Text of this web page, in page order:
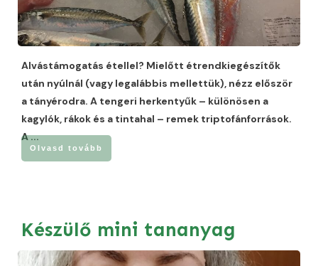
Alvástámogatás étellel? Mielőtt étrendkiegészítők
után nyúlnál (vagy legalábbis mellettük), nézz először
a tányérodra. A tengeri herkentyűk – különösen a
kagylók, rákok és a tintahal – remek triptofánforrások.
A...
Olvasd tovább
Készülő mini tananyag